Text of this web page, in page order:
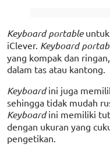
Keyboard portable
iClever. Keyboard
yang kompak dan
dalam tas atau kantong.
Keyboardini juga
sehingga tidak mudah
Keyboardini memiliki
dengan ukuran yang
pengetikan.